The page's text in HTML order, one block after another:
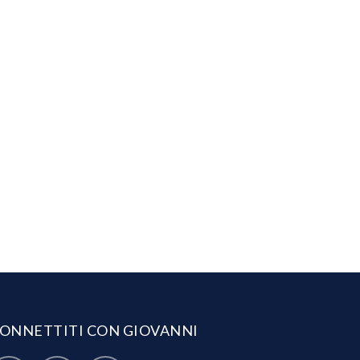
CON GIOVANNI